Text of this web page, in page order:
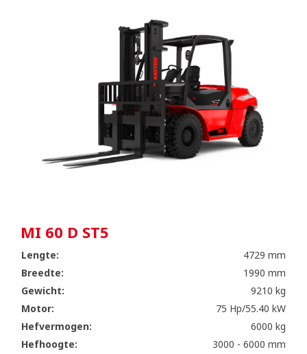
MI 60 D ST5
Lengte:
4729 mm
Breedte:
1990 mm
Gewicht:
9210 kg
Motor:
75 Hp/55.40 kW
Hefvermogen:
6000 kg
Hefhoogte:
3000 - 6000 mm